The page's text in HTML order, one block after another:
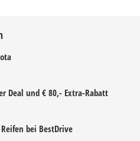
Deal und € 80,- Extra-Rabatt
bei BestDrive